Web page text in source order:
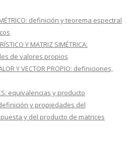
definición y teorema espectral
Y MATRIZ SIMÉTRICA:
de valores propios
Y VECTOR PROPIO: definiciones,
equivalencias y producto
y propiedades del
y del producto de matrices